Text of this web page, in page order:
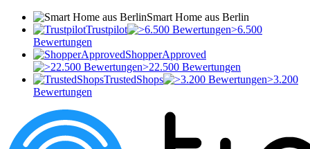
Smart Home aus Berlin
Trustpilot
>6.500
Bewertungen
ShopperApproved
>22.500 Bewertungen
TrustedShops
>3.200
Bewertungen